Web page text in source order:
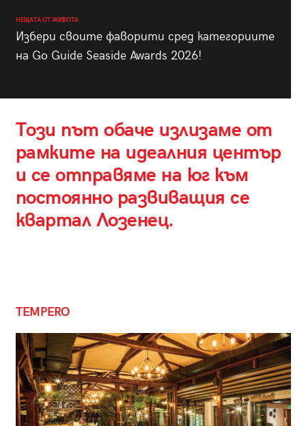
НЕЩАТА ОТ ЖИВОТА
Избери своите фаворити сред категориите
на Go Guide Seaside Awards 2026!
Този път обаче излизаме от
рамките на идеалния център
и се отправяме на юг към
постоянно развиващия се
квартал Лозенец.
TEMPERO